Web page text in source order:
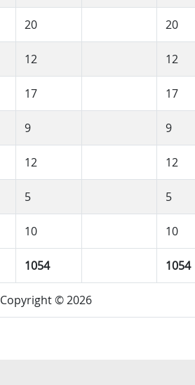
20 20
12 12
17 17
9 9
12 12
5 5
10 10
1054 1054
Copyright © 2026